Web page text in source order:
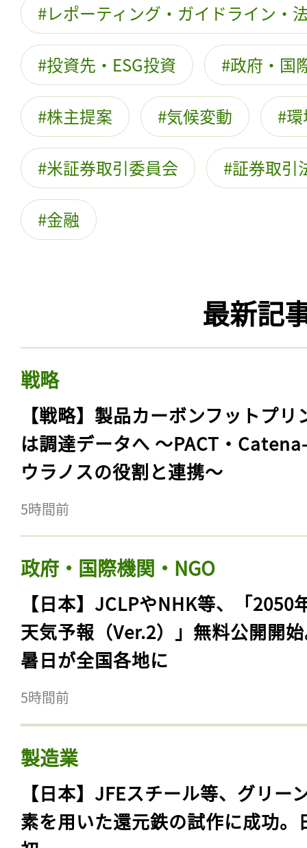
レポーティング・ガイドライン・
投資先・ESG投資 政府・国
株主提案 気候変動
米証券取引委員会 証券取引
金融
最新記
戦略
【戦略】製品カーボンフットプリ
は調達データへ 〜PACT・
ウラノスの役割と連携〜
5時間前
政府・国際機関・NGO
【日本】JCLPやNHK等、「2050
天気予報（Ver.2）」無料公開開
暑日が全国各地に
5時間前
製造業
【日本】JFEスチール等、グリー
素を用いた還元鉄の試作に成功。